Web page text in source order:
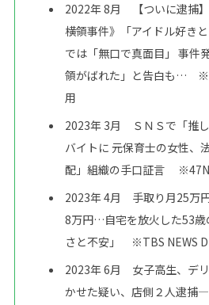
2022年 8月
【ついに逮捕
横領事件》「アイドル好き
では「無口で真面目」 事件
領がばれた」と告白も… ※
用
2023年 3月
ＳＮＳで「推
バイトに 元保育士の女性、
配」組織の手口証言
2023年 4月 手取り月25万
8万円…自宅を放火した53歳
さと不安」
※TBS NEWS
2023年 6月 女子高生、デ
かせた疑い、店側２人逮捕